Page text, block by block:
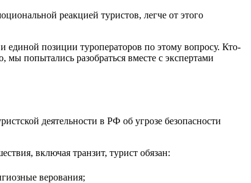
реакцией туристов, легче от этого
позиции туроператоров по этому вопросу. Кто-
попытались разобраться вместе с экспертами
деятельности в РФ об угрозе безопасности
включая транзит, турист обязан:
верования;